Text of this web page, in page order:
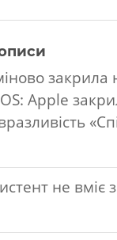
закрила
Apple
не вміє